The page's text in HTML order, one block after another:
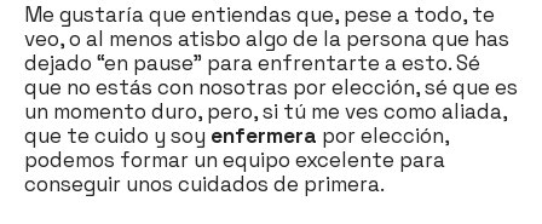
Me gustaría que entiendas que, pese a todo, te
veo, o al menos atisbo algo de la persona que has
dejado “en pause” para enfrentarte a esto. Sé
que no estás con nosotras por elección, sé que es
un momento duro, pero, si tú me ves como aliada,
que te cuido y soy enfermera por elección,
podemos formar un equipo excelente para
conseguir unos cuidados de primera.